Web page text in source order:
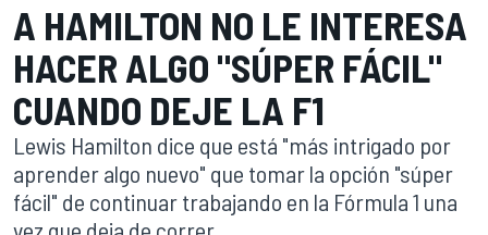
A HAMILTON NO LE INTERESA
HACER ALGO "SÚPER FÁCIL"
CUANDO DEJE LA F1
Lewis Hamilton dice que está "más intrigado por
aprender algo nuevo" que tomar la opción "súper
fácil" de continuar trabajando en la Fórmula 1 una